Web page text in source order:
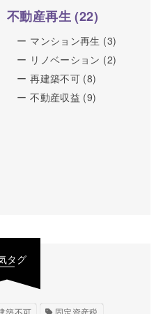
不動産再生(22)
マンション再生 (3)
リノベーション (2)
再建築不可 (8)
不動産収益 (9)
タグ
築不可
固定資産税